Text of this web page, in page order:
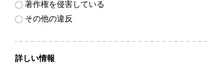
著作権を侵害している
その他の違反
詳しい情報